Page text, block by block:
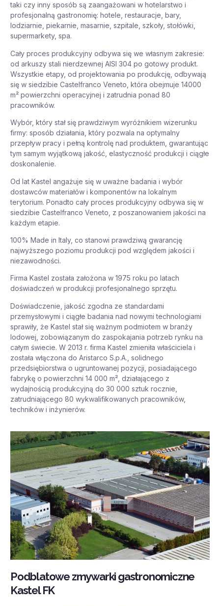
taki czy inny sposób są zaangażowani w hotelarstwo i
profesjonalną gastronomię: hotele, restauracje, bary,
lodziarnie, piekarnie, masarnie, szpitale, szkoły, stołówki,
supermarkety, spa.
Cały proces produkcyjny odbywa się we własnym zakresie:
od arkuszy stali nierdzewnej AISI 304 po gotowy produkt.
Wszystkie etapy, od projektowania po produkcję, odbywają
się w siedzibie Castelfranco Veneto, która obejmuje 14000
m² powierzchni operacyjnej i zatrudnia ponad 80
pracowników.
Wybór, który stał się prawdziwym wyróżnikiem wizerunku
firmy: sposób działania, który pozwala na optymalny
przepływ pracy i pełną kontrolę nad produktem, gwarantując
tym samym wyjątkową jakość, elastyczność produkcji i ciągłe
doskonalenie.
Od lat Kastel angażuje się w uważne badania i wybór
dostawców materiałów i komponentów na lokalnym
terytorium. Ponadto cały proces produkcyjny odbywa się w
siedzibie Castelfranco Veneto, z poszanowaniem jakości na
każdym etapie.
100% Made in Italy, co stanowi prawdziwą gwarancję
najwyższego poziomu produkcji pod względem jakości i
niezawodności.
Firma Kastel została założona w 1975 roku po latach
doświadczeń w produkcji profesjonalnego sprzętu.
Doświadczenie, jakość zgodna ze standardami
przemysłowymi i ciągłe badania nad nowymi technologiami
sprawiły, że Kastel stał się ważnym podmiotem w branży
lodowej, zobowiązanym do zaspokajania potrzeb rynku na
całym świecie. W 2013 r. firma Kastel zmieniła właściciela i
została włączona do Aristarco S.p.A., solidnego
przedsiębiorstwa o ugruntowanej pozycji, posiadającego
fabrykę o powierzchni 14 000 m², działającego z
wydajnością produkcyjną do 30 000 sztuk rocznie,
zatrudniającego 80 wykwalifikowanych pracowników,
techników i inżynierów.
Podblatowe zmywarki gastronomiczne
Kastel FK